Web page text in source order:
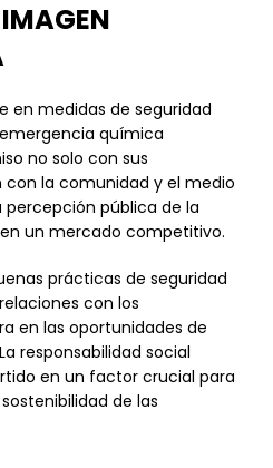
en medidas de seguridad
química
no solo con sus
la comunidad y el medio
pública de la
un mercado competitivo.
prácticas de seguridad
con los
en las oportunidades de
responsabilidad social
en un factor crucial para
de las